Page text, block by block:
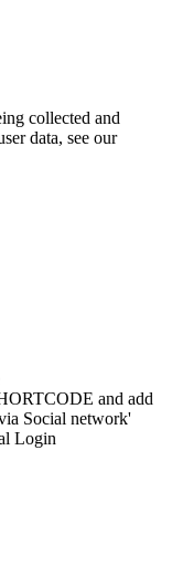
collected and
data, see our
and add
Social network'
Login